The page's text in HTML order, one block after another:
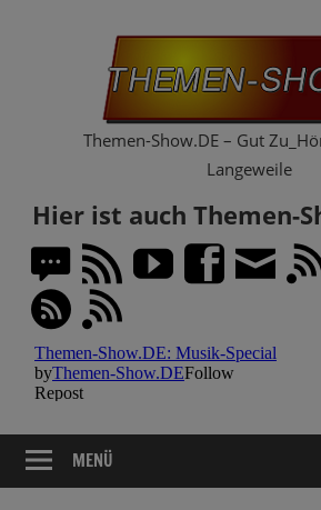
Themen-Show.DE – Gut
Langeweile
Hier ist auch Themen-
MENÜ